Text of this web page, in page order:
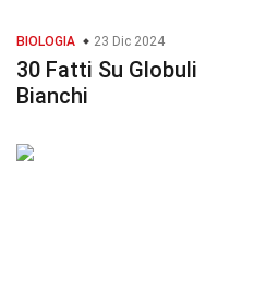
BIOLOGIA 23 Dic 2024
30 Fatti Su Globuli
Bianchi